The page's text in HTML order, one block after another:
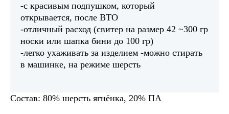
-с красивым подпушком, который
открывается, после ВТО
-отличный расход (свитер на размер 42 ~300 гр
носки или шапка бини до 100 гр)
-легко ухаживать за изделием -можно стирать
в машинке, на режиме шерсть
Состав: 80% шерсть ягнёнка, 20% ПА